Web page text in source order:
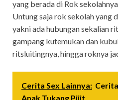
yang berada di Rok
Untung saja rok sekolah yang
yakni ada hubungan sekalian
gampang kutemukan dan
ritsluitingnya, hingga roknya
Cerita Sex Lainnya:
Anak Tukang Pijit